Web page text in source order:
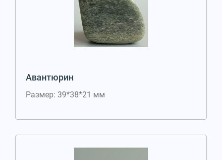
Авантюрин
Размер: 39*38*21 мм